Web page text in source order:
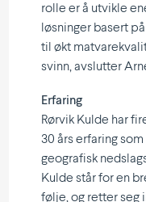
rolle er å utvikle
løsninger basert
til økt
svinn, avslutter
Erfaring
Rørvik Kulde har
30 års erfaring
geografisk
Kulde står for en
følje, og retter seg